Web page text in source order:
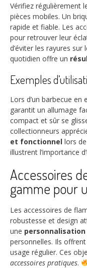
Vérifiez régulièrement
pièces mobiles. Un
rapide et fiable. Les
pour retrouver leur
d’éviter les rayures
quotidien offre un
Exemples
Lors d’un barbecue
garantit un allumage
compact et sûr se
collectionneurs
et fonctionnel lors
illustrent l’importance
Accessoires
gamme pour
Les accessoires de
robustesse et design
une personnalisation
personnelles. Ils
usage régulier. Ces
accessoires pratiques.